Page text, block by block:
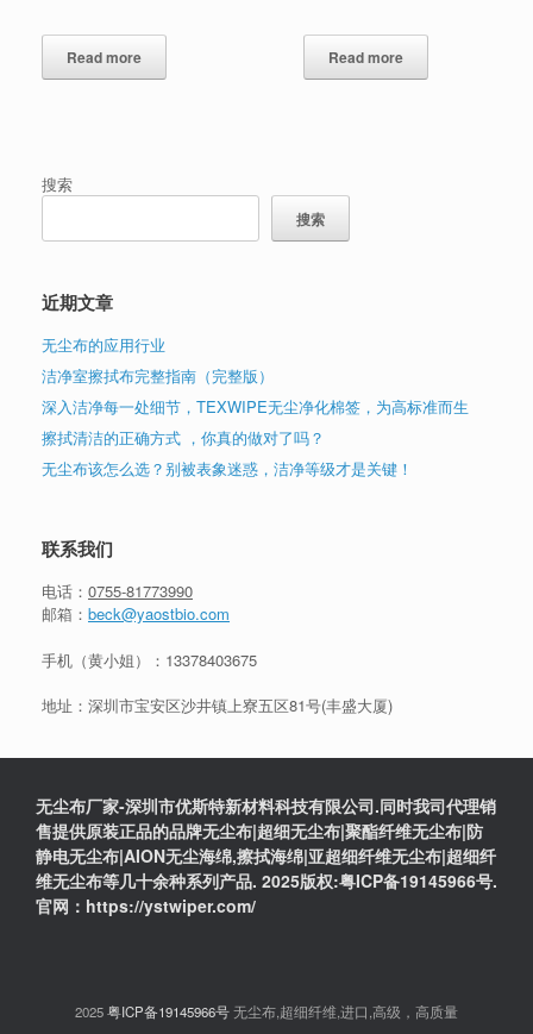
Read more Read more
搜索
搜索
近期文章
无尘布的应用行业
洁净室擦拭布完整指南（完整版）
深入洁净每一处细节，TEXWIPE无尘净化棉签，为高标准而生
擦拭清洁的正确方式 ，你真的做对了吗？
无尘布该怎么选？别被表象迷惑，洁净等级才是关键！
联系我们
电话： 0755-81773990
邮箱： beck@yaostbio.com
手机（黄小姐）： 13378403675
地址：深圳市宝安区沙井镇上寮五区81号(丰盛大厦)
无尘布厂家-深圳市优斯特新材料科技有限公司.同时我司代理销
售提供原装正品的品牌无尘布|超细无尘布|聚酯纤维无尘布|防
静电无尘布|AION无尘海绵,擦拭海绵|亚超细纤维无尘布|超细纤
维无尘布等几十余种系列产品. 2025版权:粤ICP备19145966号.
官网：https://ystwiper.com/
2025粤ICP备19145966号无尘布,超细纤维,进口,高级，高质量